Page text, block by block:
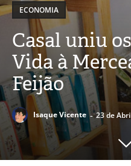
ECONOMIA
Casal uniu
Vida à
Feijão
Isaque Vicente - 23 de